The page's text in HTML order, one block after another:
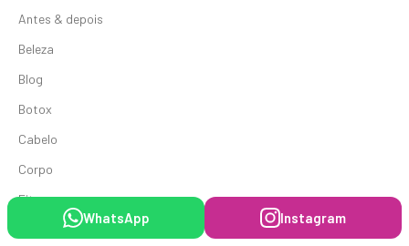
Antes & depois
Beleza
Blog
Botox
Cabelo
Corpo
Fitness
Linhas de Expressão
WhatsApp Instagram